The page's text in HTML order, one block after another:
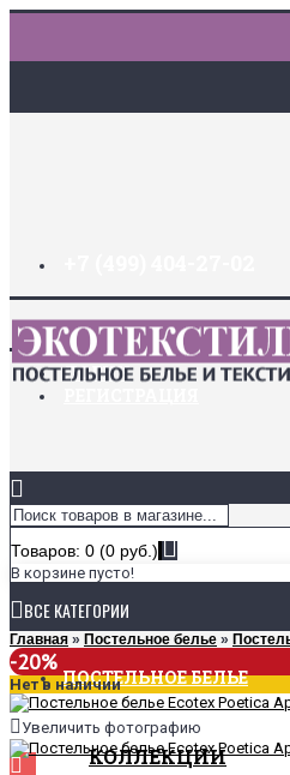
ДОСТАВКА И ОПЛАТА
ЗАКЛАДКИ (0)
ЛОГИН
Товаров: 0 (0 руб.)
В корзине пусто!
ВСЕ КАТЕГОРИИ
ПОСТЕЛЬНОЕ БЕЛЬЕ
КОЛЛЕКЦИИ
Главная » Постельное белье »
-20%
Нет в наличии
Увеличить фотографию